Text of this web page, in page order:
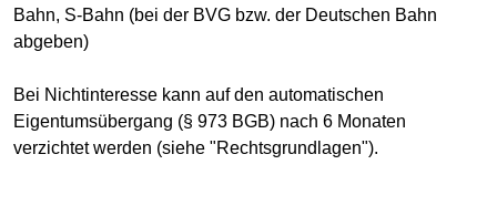
Bahn, S-Bahn (bei der BVG bzw. der Deutschen Bahn
abgeben)
Bei Nichtinteresse kann auf den automatischen
Eigentumsübergang (§ 973 BGB) nach 6 Monaten
verzichtet werden (siehe "Rechtsgrundlagen").